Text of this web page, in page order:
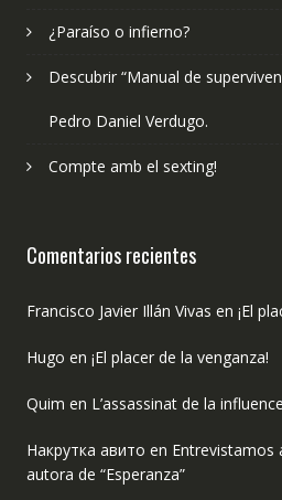
¿Paraíso o infierno?
Descubrir “Manual de
Pedro Daniel Verdugo.
Compte amb el sexting!
Comentarios recientes
Francisco Javier Illán Vivas en ¡El
Hugo en ¡El placer de la venganza!
Quim en L’assassinat de la
Накрутка авито en Entrevistamos
autora de “Esperanza”